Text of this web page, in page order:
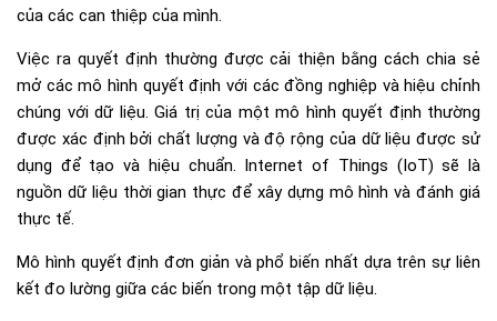
của các can thiệp của mình.
Việc ra quyết định thường được cải thiện bằng cách chia sẻ
mở các mô hình quyết định với các đồng nghiệp và hiệu chỉnh
chúng với dữ liệu. Giá trị của một mô hình quyết định thường
được xác định bởi chất lượng và độ rộng của dữ liệu được sử
dụng để tạo và hiệu chuẩn. Internet of Things (IoT) sẽ là
nguồn dữ liệu thời gian thực để xây dựng mô hình và đánh giá
thực tế.
Mô hình quyết định đơn giản và phổ biến nhất dựa trên sự liên
kết đo lường giữa các biến trong một tập dữ liệu.